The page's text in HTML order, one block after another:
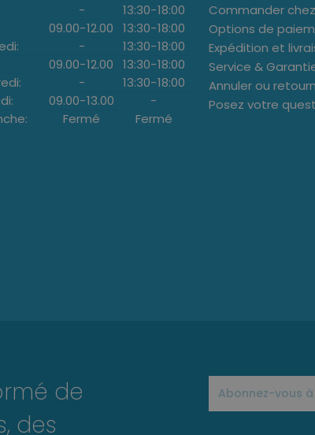
- 13:30-18:00
09.00-12.00 13:30-18:00
- 13:30-18:00
09.00-12.00 13:30-18:00
- 13:30-18:00
09.00-13.00
-
Fermé Fermé
Commander
Options de
Expédition et
Service &
Annuler ou
Posez votre
de
des